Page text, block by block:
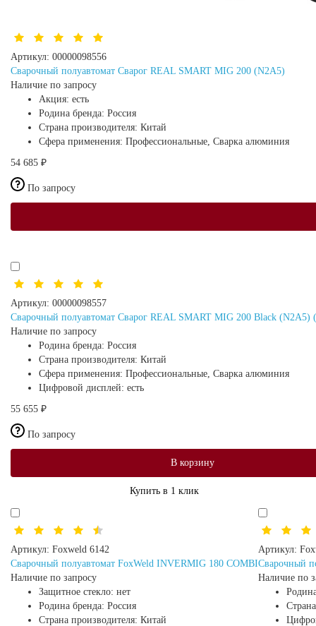
Артикул: 00000098556
Сварочный полуавтомат Сварог REAL SMART MIG 200 (N2A5)
Наличие по запросу
Акция: есть
Родина бренда: Россия
Страна производителя: Китай
Сфера применения: Профессиональные, Сварка алюминия
54 685 ₽
По запросу
Артикул: 00000098557
Сварочный полуавтомат Сварог REAL SMART MIG 200 Black (N2A5)
Наличие по запросу
Родина бренда: Россия
Страна производителя: Китай
Сфера применения: Профессиональные, Сварка алюминия
Цифровой дисплей: есть
55 655 ₽
По запросу
В корзину
Купить в 1 клик
Артикул: Foxweld 6142
Сварочный полуавтомат FoxWeld INVERMIG 180 COMBI
Наличие по запросу
Защитное стекло: нет
Родина бренда: Россия
Страна производителя: Китай
Артикул:
Сварочный
Наличие по